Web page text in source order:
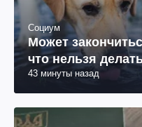
Социум
Может
что нельзя
43 минуты назад